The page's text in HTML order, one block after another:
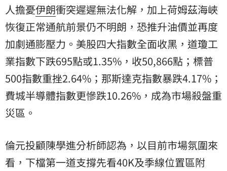
人擔憂伊朗衝突遲遲無法化解，加上荷姆茲海峽
恢復正常通航前景仍不明朗，恐推升油價並再度
加劇通膨壓力。美股四大指數全面收黑，道瓊工
業指數下跌695點或1.35%，收50,866點；標普
500指數重挫2.64%；那斯達克指數暴跌4.17%；
費城半導體指數更慘跌10.26%，成為市場殺盤重
災區。
倫元投顧陳學進分析師認為，以目前市場氛圍來
看，下檔第一道支撐先看40K及季線位置區附